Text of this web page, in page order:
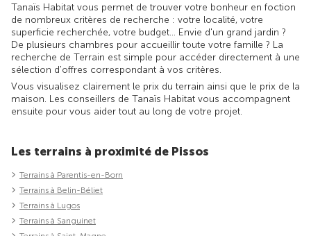
Tanaïs Habitat vous permet de trouver votre bonheur en foction
de nombreux critères de recherche : votre localité, votre
superficie recherchée, votre budget... Envie d'un grand jardin ?
De plusieurs chambres pour accueillir toute votre famille ? La
recherche de Terrain est simple pour accéder directement à une
sélection d'offres correspondant à vos critères.
Vous visualisez clairement le prix du terrain ainsi que le prix de la
maison. Les conseillers de Tanaïs Habitat vous accompagnent
ensuite pour vous aider tout au long de votre projet.
Les terrains à proximité de Pissos
Terrains à Parentis-en-Born
Terrains à Belin-Béliet
Terrains à Lugos
Terrains à Sanguinet